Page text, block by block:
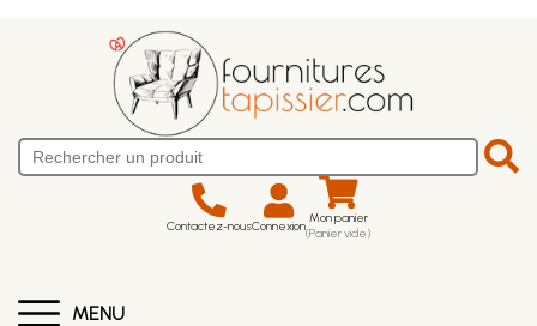
Contactez-nousConnexion Mon panier
(Panier vide)
MENU